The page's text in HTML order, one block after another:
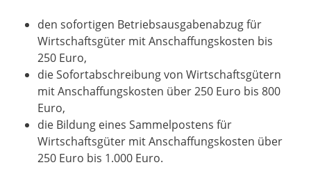
den sofortigen Betriebsausgabenabzug für
Wirtschaftsgüter mit Anschaffungskosten bis
250 Euro,
die Sofortabschreibung von Wirtschaftsgütern
mit Anschaffungskosten über 250 Euro bis 800
Euro,
die Bildung eines Sammelpostens für
Wirtschaftsgüter mit Anschaffungskosten über
250 Euro bis 1.000 Euro.